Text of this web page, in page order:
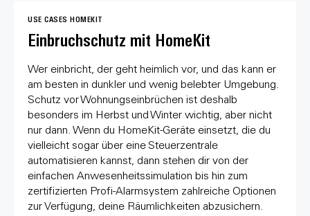
USE CASES HOMEKIT
Einbruchschutz mit HomeKit
Wer einbricht, der geht heimlich vor, und das kann er
am besten in dunkler und wenig belebter Umgebung.
Schutz vor Wohnungseinbrüchen ist deshalb
besonders im Herbst und Winter wichtig, aber nicht
nur dann. Wenn du HomeKit-Geräte einsetzt, die du
vielleicht sogar über eine Steuerzentrale
automatisieren kannst, dann stehen dir von der
einfachen Anwesenheitssimulation bis hin zum
zertifizierten Profi-Alarmsystem zahlreiche Optionen
zur Verfügung, deine Räumlichkeiten abzusichern.